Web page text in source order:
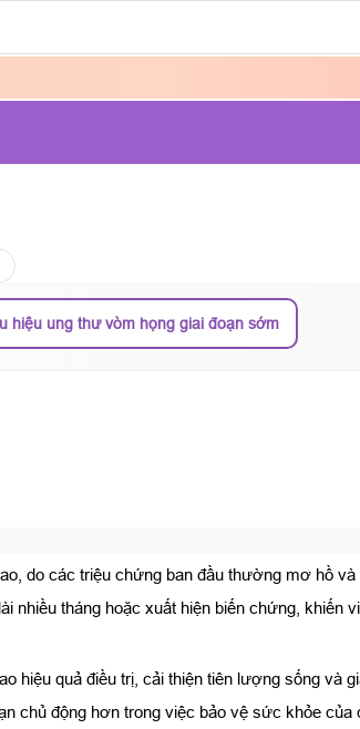
hiệu ung thư vòm họng giai đoạn sớm
do các triệu chứng ban đầu thường mơ hồ
nhiều tháng hoặc xuất hiện biến chứng, khiến
hiệu quả điều trị, cải thiện tiên lượng sống và
chủ động hơn trong việc bảo vệ sức khỏe của